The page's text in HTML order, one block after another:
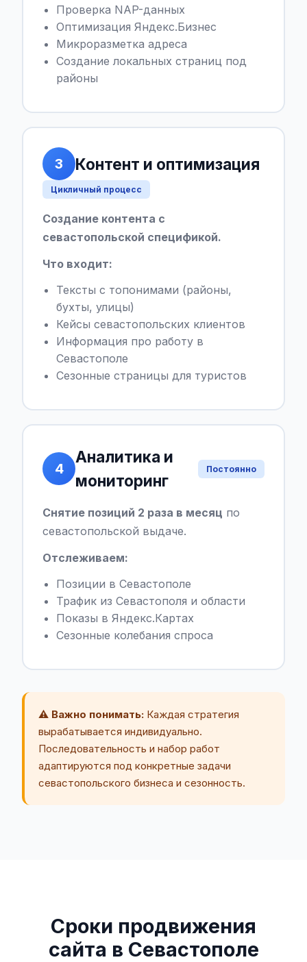
Проверка NAP-данных
Оптимизация Яндекс.Бизнес
Микроразметка адреса
Создание локальных страниц под
районы
3 Контент и оптимизация
Цикличный процесс
Создание контента с
севастопольской спецификой.
Что входит:
Тексты с топонимами (районы,
бухты, улицы)
Кейсы севастопольских клиентов
Информация про работу в
Севастополе
Сезонные страницы для туристов
4
Аналитика и
мониторинг
Постоянно
Снятие позиций 2 раза в месяц по
севастопольской выдаче.
Отслеживаем:
Позиции в Севастополе
Трафик из Севастополя и области
Показы в Яндекс.Картах
Сезонные колебания спроса
⚠️ Важно понимать: Каждая стратегия
вырабатывается индивидуально.
Последовательность и набор работ
адаптируются под конкретные задачи
севастопольского бизнеса и сезонность.
Сроки продвижения
сайта в Севастополе